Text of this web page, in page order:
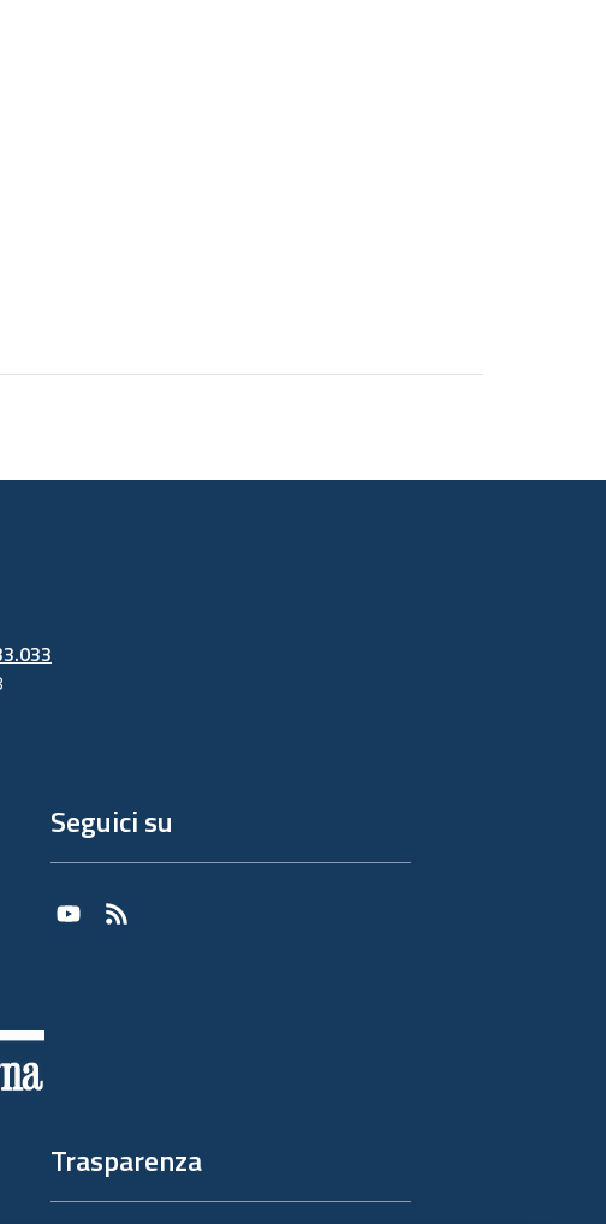
Seguici su
Youtube
RSS
Trasparenza